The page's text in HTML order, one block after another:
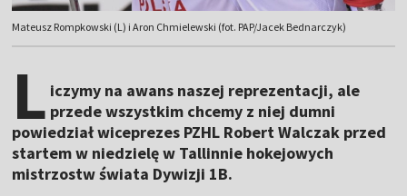
Mateusz Rompkowski (L) i Aron Chmielewski (fot. PAP/Jacek Bednarczyk)
L iczymy na awans naszej reprezentacji, ale
przede wszystkim chcemy z niej dumni
powiedział wiceprezes PZHL Robert Walczak przed
startem w niedzielę w Tallinnie hokejowych
mistrzostw świata Dywizji 1B.